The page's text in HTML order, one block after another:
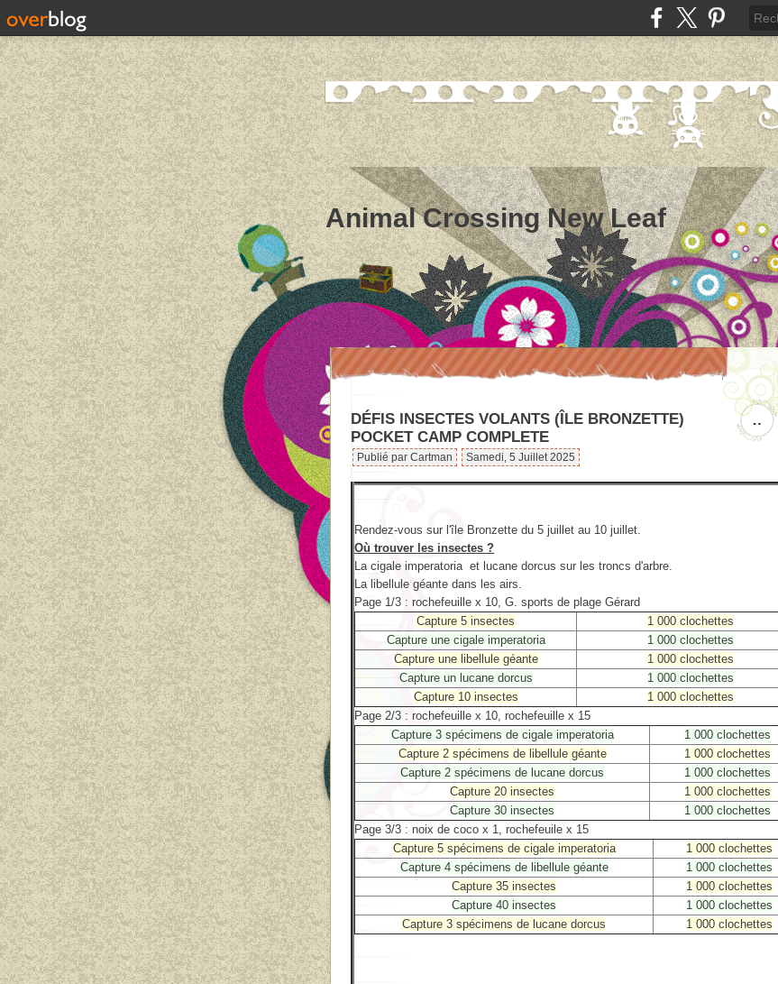
Animal Crossing New Leaf
…
DÉFIS INSECTES VOLANTS (ÎLE BRONZETTE)
POCKET CAMP COMPLETE
Publié par Cartman Samedi, 5 Juillet 2025
Rendez-vous sur l'île Bronzette du 5 juillet au 10 juillet.
Où trouver les insectes ?
La cigale imperatoria et lucane dorcus sur les troncs d'arbre.
La libellule géante dans les airs.
Page 1/3 : rochefeuille x 10, G. sports de plage Gérard
Capture 5 insectes
1 000 clochettes
Capture une cigale imperatoria
1 000 clochettes
Capture une libellule géante
1 000 clochettes
Capture un lucane dorcus
1 000 clochettes
Capture 10 insectes
1 000 clochettes
Page 2/3 : rochefeuille x 10, rochefeuille x 15
Capture 3 spécimens de cigale imperatoria
1 000 clochettes
Capture 2 spécimens de libellule géante
1 000 clochettes
Capture 2 spécimens de lucane dorcus
1 000 clochettes
Capture 20 insectes
1 000 clochettes
Capture 30 insectes
1 000 clochettes
Page 3/3 : noix de coco x 1, rochefeuile x 15
Capture 5 spécimens de cigale imperatoria
1 000 clochettes
Capture 4 spécimens de libellule géante
1 000 clochettes
Capture 35 insectes
1 000 clochettes
Capture 40 insectes
1 000 clochettes
Capture 3 spécimens de lucane dorcus
1 000 clochettes